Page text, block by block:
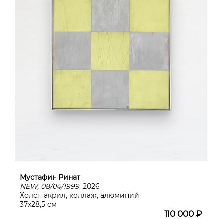
Мустафин Ринат
NEW, 08/04/1999, 2026
Холст, акрил, коллаж, алюминий
37x28,5 cм
110 000 ₽